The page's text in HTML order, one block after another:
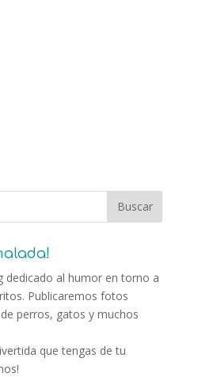
dedicado al humor en torno a
Publicaremos fotos
perros, gatos y muchos
que tengas de tu